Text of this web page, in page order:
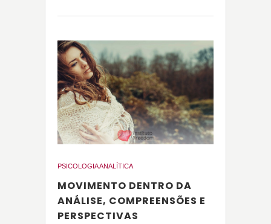
PSICOLOGIA ANALÍTICA
MOVIMENTO DENTRO DA
ANÁLISE, COMPREENSÕES E
PERSPECTIVAS